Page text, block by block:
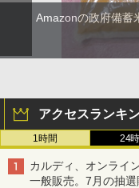
Amazonの政府備蓄
アクセスランキ
1時間 24
カルディ、オンライ
一般販売。7月の抽